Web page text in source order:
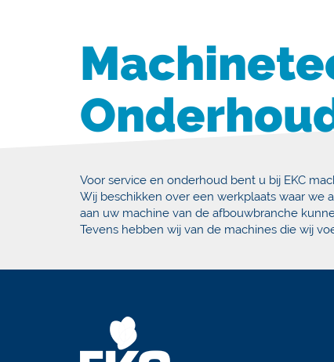
Voor service en onderhoud bent u bij EKC
Wij beschikken over een werkplaats waar we
aan uw machine van de afbouwbranche
Tevens hebben wij van de machines die wij